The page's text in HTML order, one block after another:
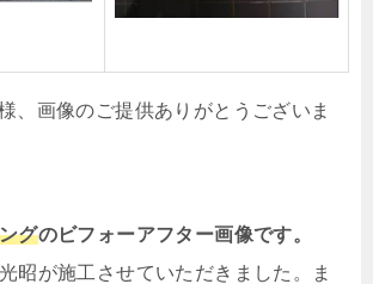
、画像のご提供ありがとうございま
グのビフォーアフター画像です。
昭が施工させていただきました。ま